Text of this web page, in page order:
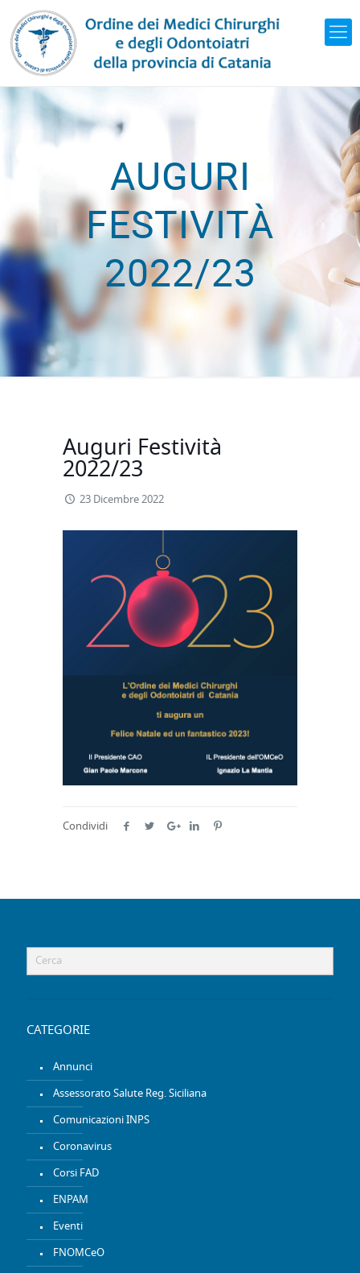
AUGURI
FESTIVITÀ
2022/23
Auguri Festività
2022/23
23 Dicembre 2022
Condividi
CATEGORIE
Annunci
Assessorato Salute Reg. Siciliana
Comunicazioni INPS
Coronavirus
Corsi FAD
ENPAM
Eventi
FNOMCeO